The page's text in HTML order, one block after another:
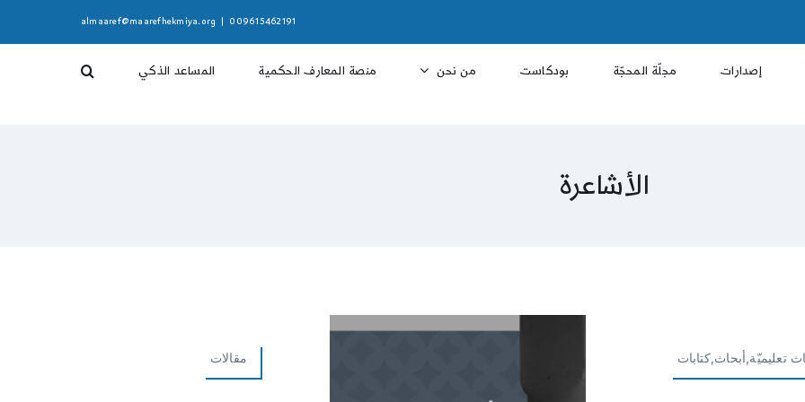
009615462191
almaaref@maarefhekmiya.org
إصدارات مجلّة المحجّة بودكاست من نحن منصة المعارف الحكمية المساعد الذكي
الأشاعرة
تعليميّة,أبحاث,كتابات مقالات